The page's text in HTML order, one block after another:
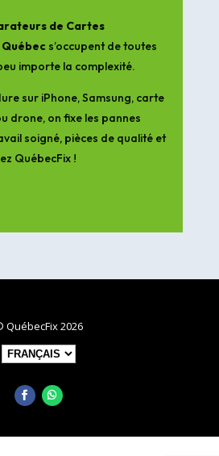
de Cartes
s’occupent de toutes
importe la complexité.
sur iPhone, Samsung, carte
drone, on fixe les pannes
soigné, pièces de qualité et
QuébecFix !
QuébecFix 2026